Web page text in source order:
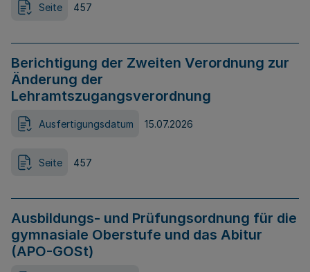
Seite 457
Berichtigung der Zweiten Verordnung zur
Änderung der
Lehramtszugangsverordnung
Ausfertigungsdatum 15.07.2026
Seite 457
Ausbildungs- und Prüfungsordnung für die
gymnasiale Oberstufe und das Abitur
(APO-GOSt)